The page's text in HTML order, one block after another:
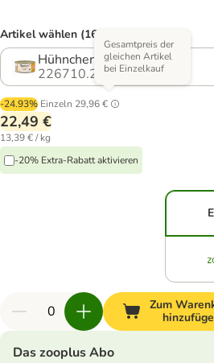
Artikel wählen (16 Varianten)
Hühnchenbrust & Käse
226710.24
-24.93% Einzeln 29,96 €
Gesamtpreis der
gleichen Artikel
bei Einzelkauf
22,49 €
13,39 € / kg
-20% Extra-Rabatt aktivieren
Zum
Das zooplus Abo